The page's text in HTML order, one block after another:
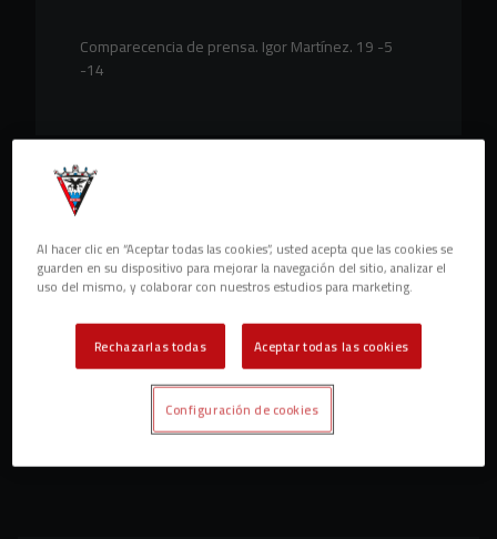
Comparecencia de prensa. Igor Martínez. 19 -5
-14
Al hacer clic en “Aceptar todas las cookies”, usted acepta que las cookies se
guarden en su dispositivo para mejorar la navegación del sitio, analizar el
uso del mismo, y colaborar con nuestros estudios para marketing.
Rechazarlas todas Aceptar todas las cookies
Configuración de cookies